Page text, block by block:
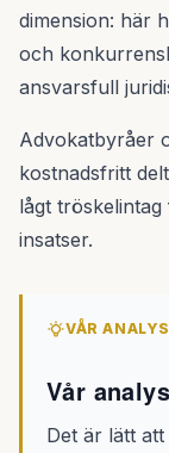
dimension: här
och
ansvarsfull
Advokatbyråer
kostnadsfritt
lågt
insatser.
VÅR ANALYS
Vår analys
Det är lätt